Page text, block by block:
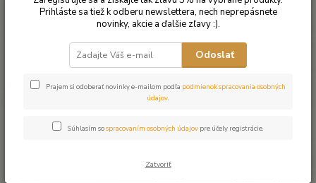
Prihláste sa tiež k odberu newslettera, nech neprepásnete
novinky, akcie a ďalšie zľavy :).
Odoslať
Prajem si odoberať novinky e-mailom podľa podmienok spracovania osobných
údajov.
Súhlasím sospracovaním osobných údajov pre účely registrácie.
Zatvoriť